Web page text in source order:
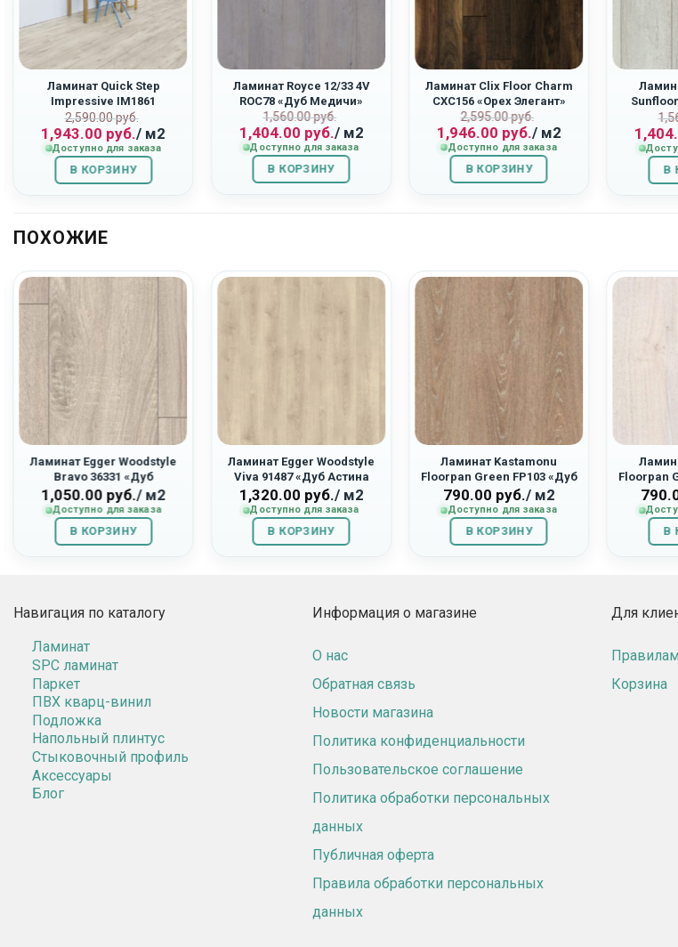
Ламинат Quick Step
Impressive IM1861
«Светло-Серый Бетон»
2,590.00руб.
Первоначальная
цена
составляла
2,590.00
руб..
1,943.00 руб.
Текущая
цена:
1,943.00
руб..
/ м2
Доступно для заказа
В КОРЗИНУ
Ламинат Royce 12/33 4V
ROC78 «Дуб Медичи»
1,560.00руб.
Первоначальная
цена
составляла
1,560.00
руб..
1,404.00 руб.
Текущая
цена:
1,404.00
руб..
/ м2
Доступно для заказа
В КОРЗИНУ
Ламинат Clix Floor Charm
CXC156 «Орех Элегант»
2,595.00руб.
Первоначальная
цена
составляла
2,595.00
руб..
1,946.00 руб.
Текущая
цена:
1,946.00
руб..
/ м2
Доступно для заказа
В КОРЗИНУ
Sunfloor
В
ПОХОЖИЕ
Ламинат Egger Woodstyle
Bravo 36331 «Дуб
Виктория»
1,050.00 руб./ м2
Доступно для заказа
В КОРЗИНУ
Ламинат Egger Woodstyle
Viva 91487 «Дуб Астина
Светлый»
1,320.00 руб./ м2
Доступно для заказа
В КОРЗИНУ
Ламинат Kastamonu
Floorpan Green FP103 «Дуб
Джакарта»
790.00 руб./ м2
Доступно для заказа
В КОРЗИНУ
Floorpan
В
Навигация по каталогу
Ламинат
SPC ламинат
Паркет
ПВХ кварц-винил
Подложка
Напольный плинтус
Стыковочный профиль
Аксессуары
Блог
Информация о магазине
О нас
Обратная связь
Новости магазина
Политика конфиденциальности
Пользовательское соглашение
Политика обработки персональных
данных
Публичная оферта
Правила обработки персональных
данных
Для
Корзина